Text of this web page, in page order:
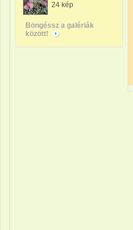
24 kép
Böngéssz a galériák
között!